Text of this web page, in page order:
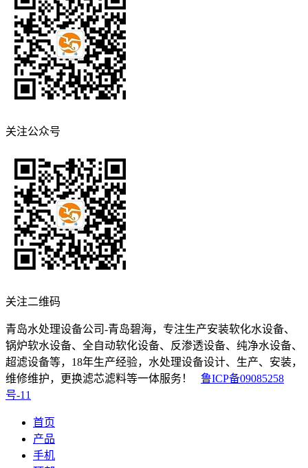
关注公众号
关注二维码
青岛水处理设备公司-青岛碧海，专注生产安装软化水设备、
锅炉软水设备、全自动软化设备、反渗透设备、纯净水设备、
超滤设备等，18年生产经验，水处理设备设计、生产、安装，
维修维护，更换滤芯滤料等一体服务！ 鲁ICP备09085258
号-11
首页
产品
手机